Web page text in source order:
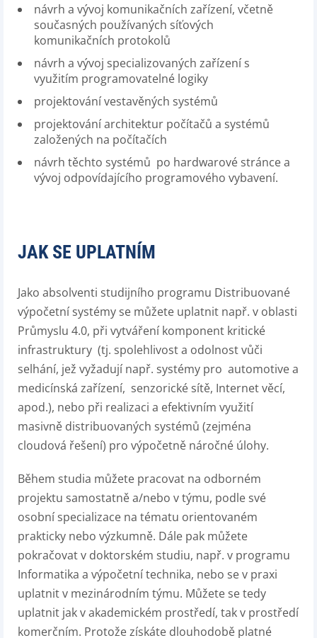
návrh a vývoj komunikačních zařízení, včetně
současných používaných síťových
komunikačních protokolů
návrh a vývoj specializovaných zařízení s
využitím programovatelné logiky
projektování vestavěných systémů
projektování architektur počítačů a systémů
založených na počítačích
návrh těchto systémů po hardwarové stránce a
vývoj odpovídajícího programového vybavení.
JAK SE UPLATNÍM
Jako absolventi studijního programu Distribuované
výpočetní systémy se můžete uplatnit např. v oblasti
Průmyslu 4.0, při vytváření komponent kritické
infrastruktury (tj. spolehlivost a odolnost vůči
selhání, jež vyžadují např. systémy pro automotive a
medicínská zařízení, senzorické sítě, Internet věcí,
apod.), nebo při realizaci a efektivním využití
masivně distribuovaných systémů (zejména
cloudová řešení) pro výpočetně náročné úlohy.
Během studia můžete pracovat na odborném
projektu samostatně a/nebo v týmu, podle své
osobní specializace na tématu orientovaném
prakticky nebo výzkumně. Dále pak můžete
pokračovat v doktorském studiu, např. v programu
Informatika a výpočetní technika, nebo se v praxi
uplatnit v mezinárodním týmu. Můžete se tedy
uplatnit jak v akademickém prostředí, tak v prostředí
komerčním. Protože získáte dlouhodobě platné